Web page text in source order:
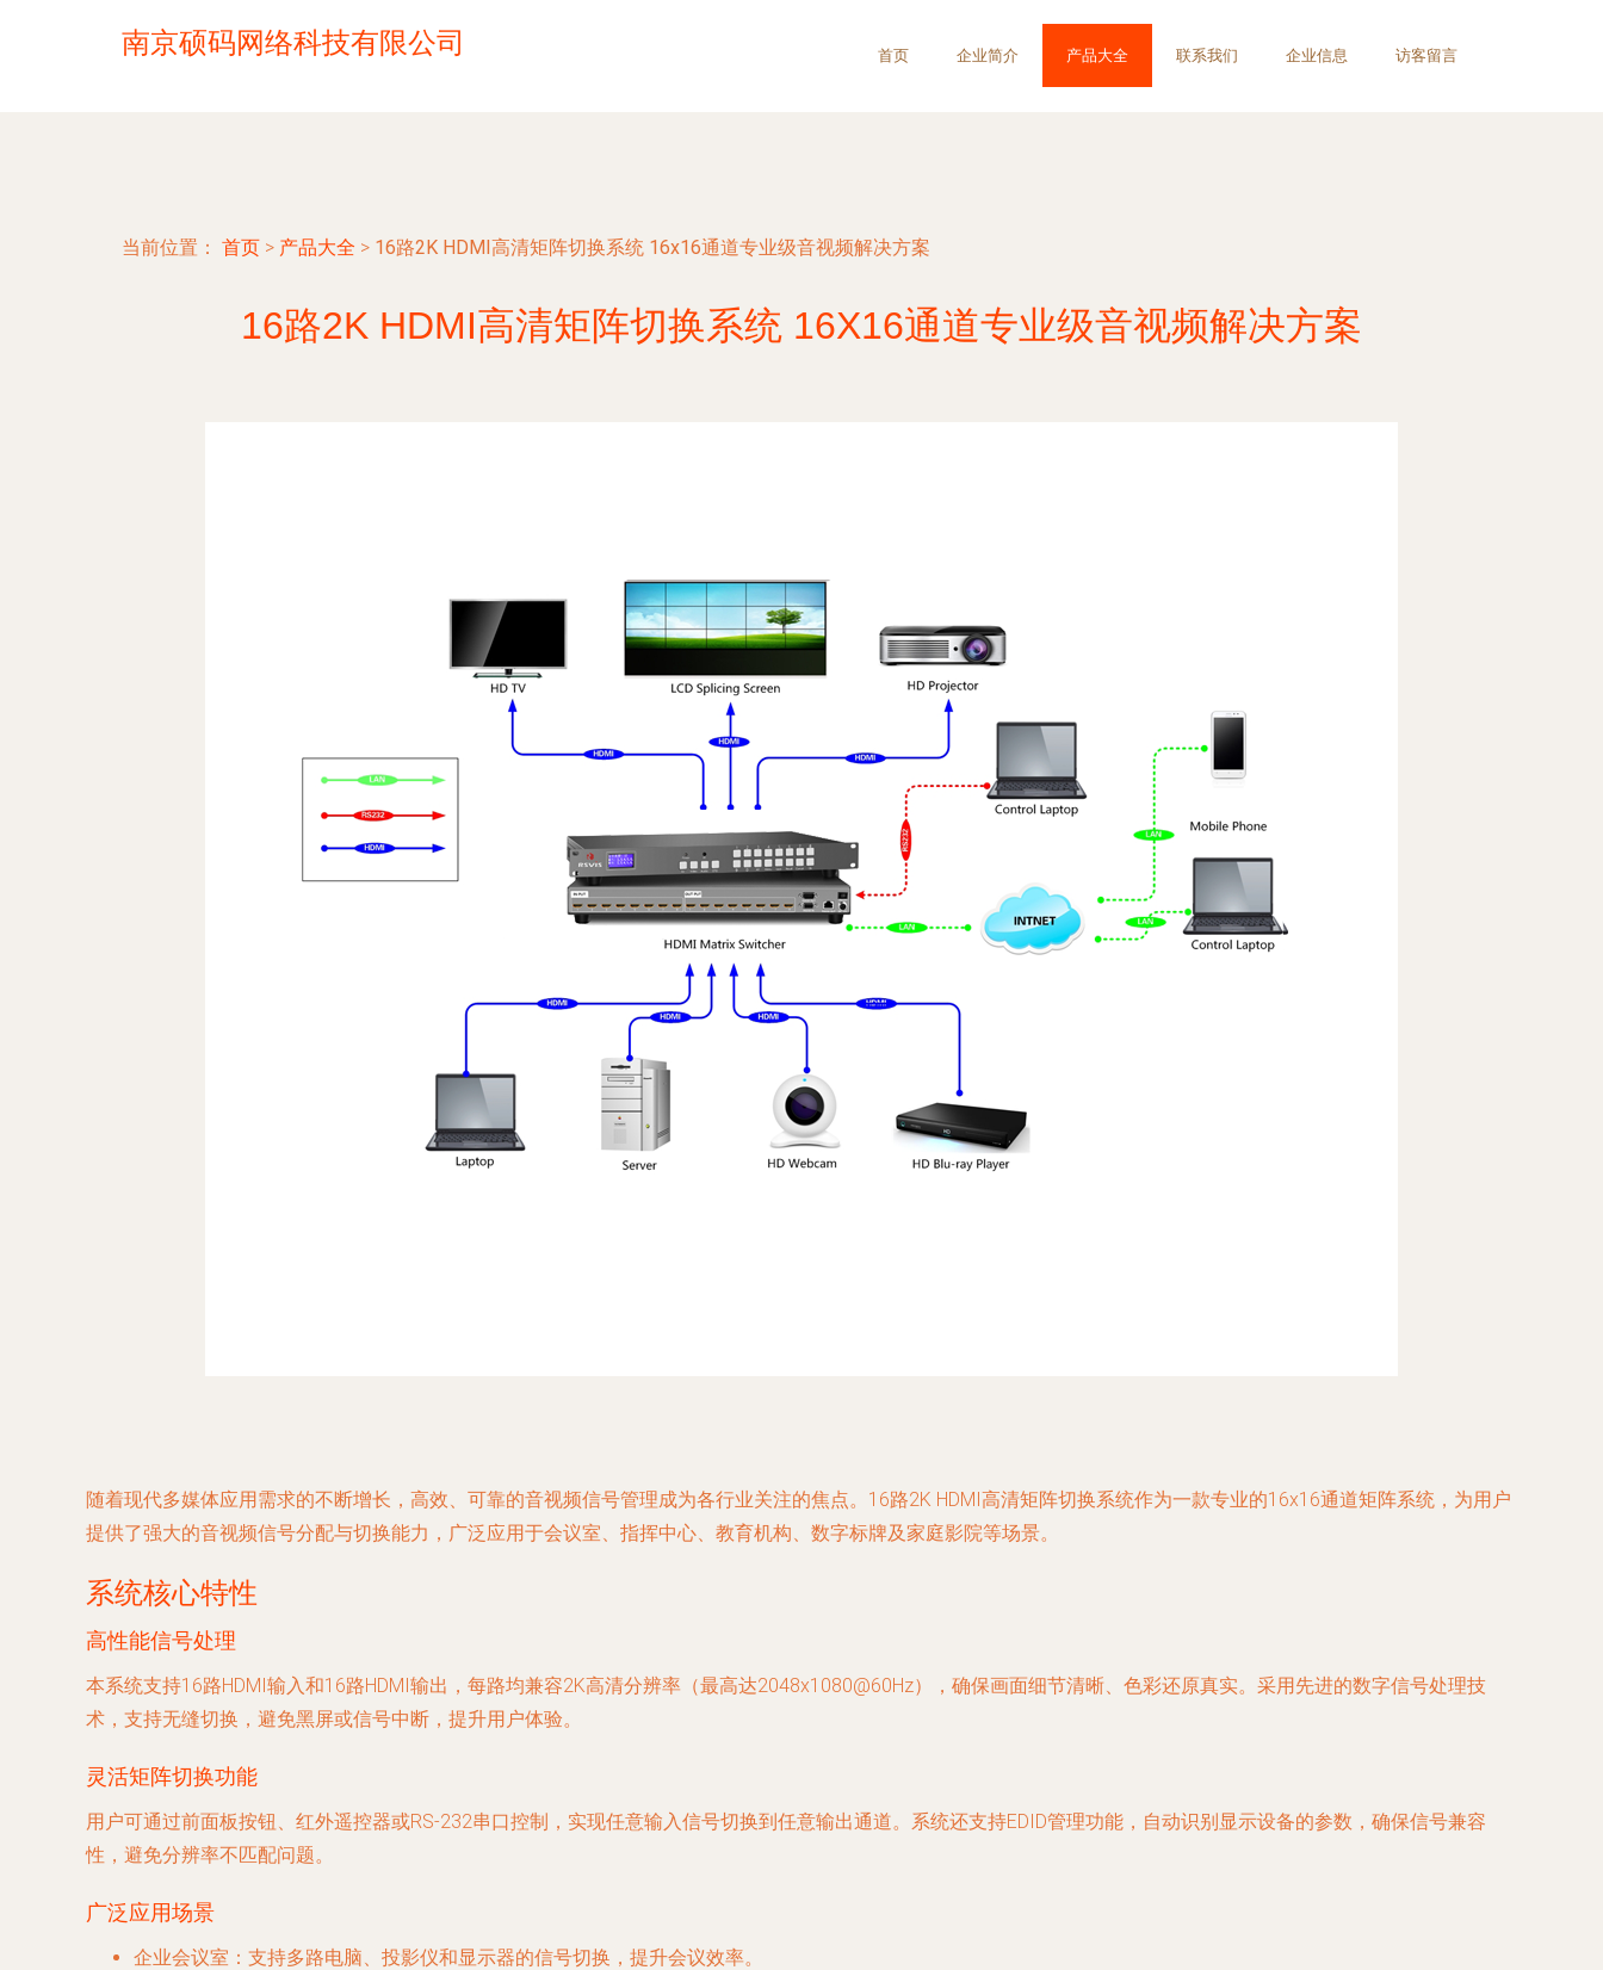
南京硕码网络科技有限公司 首页 企业简介 产品大全 联系我们 企业信息 访客留言
当前位置： 首页 > 产品大全 > 16路2K HDMI高清矩阵切换系统 16x16通道专业级音视频解决方案
16路2K HDMI高清矩阵切换系统 16X16通道专业级音视频解决方案
随着现代多媒体应用需求的不断增长，高效、可靠的音视频信号管理成为各行业关注的焦点。16路2K HDMI高清矩阵切换系统作为一款专业的16x16通道矩阵系统，为用户
提供了强大的音视频信号分配与切换能力，广泛应用于会议室、指挥中心、教育机构、数字标牌及家庭影院等场景。
系统核心特性
高性能信号处理
本系统支持16路HDMI输入和16路HDMI输出，每路均兼容2K高清分辨率（最高达2048x1080@60Hz），确保画面细节清晰、色彩还原真实。采用先进的数字信号处理技
术，支持无缝切换，避免黑屏或信号中断，提升用户体验。
灵活矩阵切换功能
用户可通过前面板按钮、红外遥控器或RS-232串口控制，实现任意输入信号切换到任意输出通道。系统还支持EDID管理功能，自动识别显示设备的参数，确保信号兼容
性，避免分辨率不匹配问题。
广泛应用场景
企业会议室 ：支持多路电脑、投影仪和显示器的信号切换，提升会议效率。